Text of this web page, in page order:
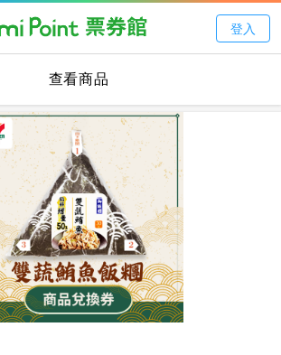
登入
查看商品